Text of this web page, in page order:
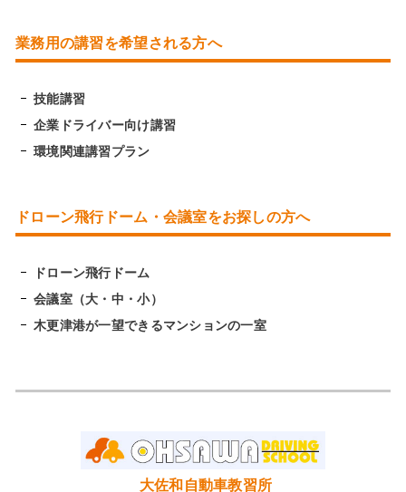
業務用の講習を希望される方へ
技能講習
企業ドライバー向け講習
環境関連講習プラン
ドローン飛行ドーム・会議室をお探しの方へ
ドローン飛行ドーム
会議室（大・中・小）
木更津港が一望できるマンションの一室
大佐和自動車教習所